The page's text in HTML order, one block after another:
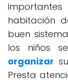
habitación
buen
los niños
organizar
Presta